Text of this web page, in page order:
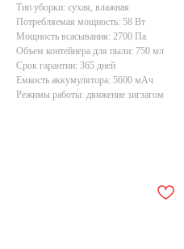
Тип уборки: сухая, влажная
Потребляемая мощность: 58 Вт
Мощность всасывания: 2700 Па
Объем контейнера для пыли: 750 мл
Срок гарантии: 365 дней
Емкость аккумулятора: 5600 мАч
Режимы работы: движение зигзагом